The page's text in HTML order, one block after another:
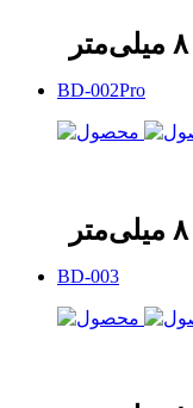
BD-002Pro
BD-003